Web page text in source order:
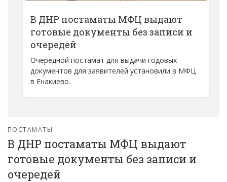
В ДНР постаматы МФЦ выдают
готовые документы без записи и
очередей
Очередной постамат для выдачи годовых
документов для заявителей установили в МФЦ
в Енакиево.
ПОСТАМАТЫ
В ДНР постаматы МФЦ выдают
готовые документы без записи и
очередей